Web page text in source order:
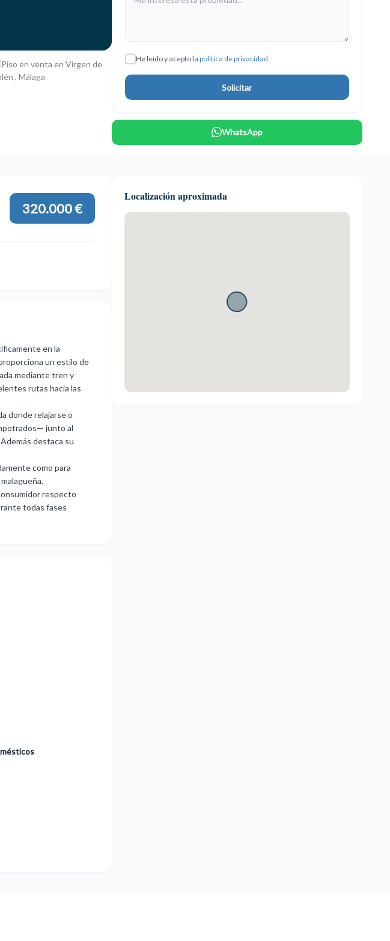
He leído y acepto la política de privacidad
Solicitar
WhatsApp
320.000 €
en la
un estilo de
mediante tren y
rutas hacia las
donde relajarse o
junto al
destaca su
como para
respecto
todas fases
Localización aproximada